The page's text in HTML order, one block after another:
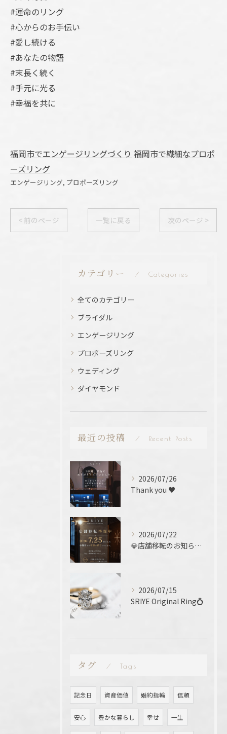
#運命のリング
#心からのお手伝い
#愛し続ける
#あなたの物語
#末長く続く
#手元に光る
#幸福を共に
福岡市でエンゲージリングづくり 福岡市で繊細なプロポ
ーズリング
エンゲージリング プロポーズリング
< 前のページ 一覧に戻る 次のページ >
カテゴリー Categories
全てのカテゴリー
ブライダル
エンゲージリング
プロポーズリング
ウェディング
ダイヤモンド
最近の投稿 Recent Posts
2026/07/26
Thank you ♥️
2026/07/22
💎店舗移転のお知らせ 💎
2026/07/15
SRIYE Original Ring💍
タグ Tags
記念日 資産価値 婚約指輪 信頼
安心 豊かな暮らし 幸せ 一生